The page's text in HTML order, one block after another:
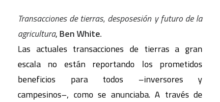
Transacciones de tierras, desposesión y futuro de la
agricultura, Ben White.
Las actuales transacciones de tierras a gran
escala no están reportando los prometidos
beneficios para todos –inversores y
campesinos–, como se anunciaba. A través de